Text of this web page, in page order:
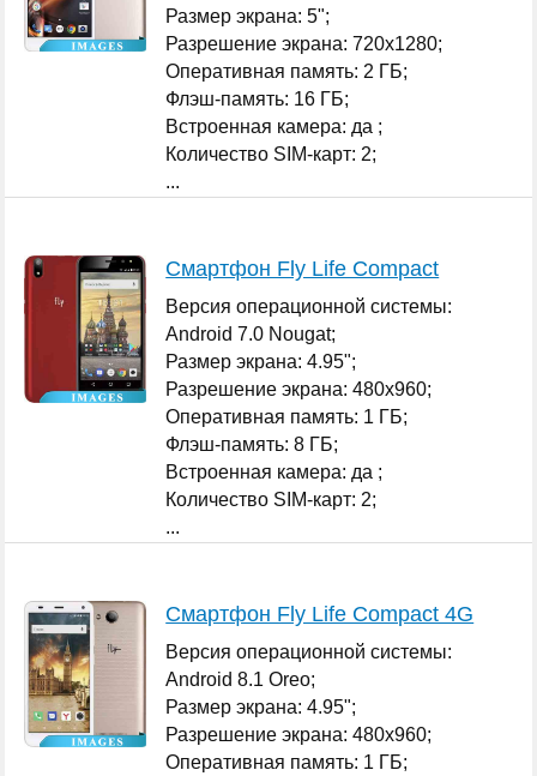
Размер экрана: 5";
Разрешение экрана: 720x1280;
Оперативная память: 2 ГБ;
Флэш-память: 16 ГБ;
Встроенная камера: да ;
Количество SIM-карт: 2;
...
Смартфон Fly Life Compact
Версия операционной системы:
Android 7.0 Nougat;
Размер экрана: 4.95";
Разрешение экрана: 480x960;
Оперативная память: 1 ГБ;
Флэш-память: 8 ГБ;
Встроенная камера: да ;
Количество SIM-карт: 2;
...
Смартфон Fly Life Compact 4G
Версия операционной системы:
Android 8.1 Oreo;
Размер экрана: 4.95";
Разрешение экрана: 480x960;
Оперативная память: 1 ГБ;